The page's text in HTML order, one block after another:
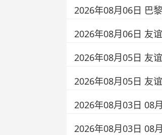
2026年08月06日 巴
2026年08月06日 友
2026年08月05日 友
2026年08月05日 友
2026年08月03日 08
2026年08月03日 08